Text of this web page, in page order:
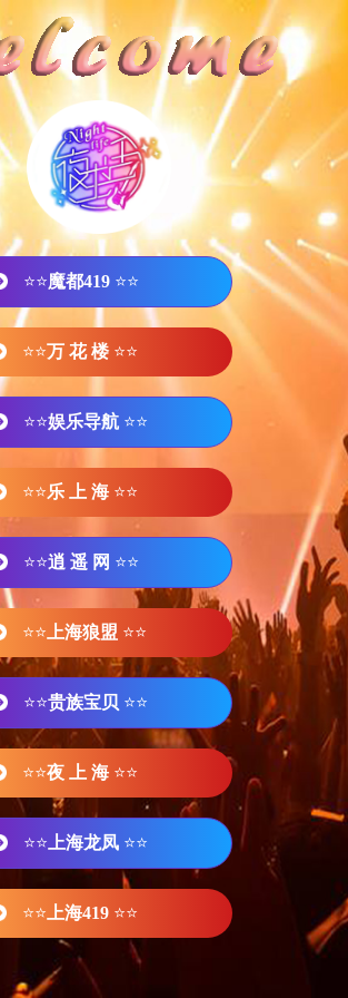
⭐⭐魔都419 ⭐⭐
⭐⭐万 花 楼 ⭐⭐
⭐⭐娱乐导航 ⭐⭐
⭐⭐乐 上 海 ⭐⭐
⭐⭐逍 遥 网 ⭐⭐
⭐⭐ 上海狼盟 ⭐⭐
⭐⭐贵族宝贝 ⭐⭐
⭐⭐夜 上 海 ⭐⭐
⭐⭐ 上海龙凤 ⭐⭐
⭐⭐ 上海419 ⭐⭐